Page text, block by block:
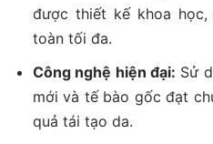
được thiết kế khoa
toàn tối đa.
Công nghệ hiện đại: Sử
mới và tế bào gốc đạt
quả tái tạo da.